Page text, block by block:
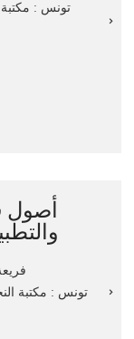
تونس : مكتبة
أصول
تونس : مكتبة